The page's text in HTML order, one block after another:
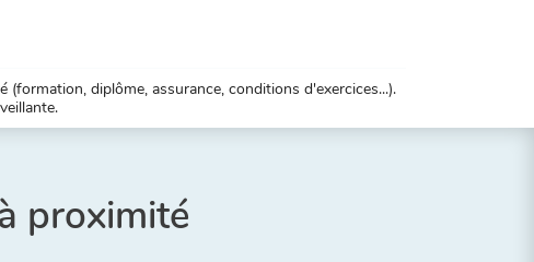
diplôme, assurance, conditions d'exercices...).
proximité